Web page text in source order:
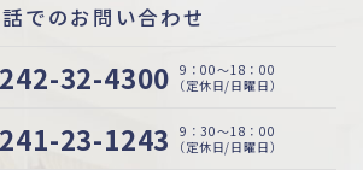
でのお問い合わせ
32-4300 9：00〜18：00
（定休日/日曜日）
23-1243
9：30〜18：00
（定休日/日曜日）